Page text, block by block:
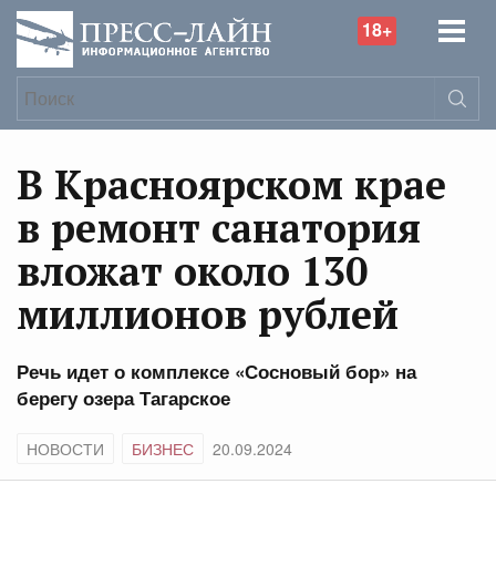
18+
В Красноярском крае
в ремонт санатория
вложат около 130
миллионов рублей
Речь идет о комплексе «Сосновый бор» на
берегу озера Тагарское
НОВОСТИ БИЗНЕС 20.09.2024